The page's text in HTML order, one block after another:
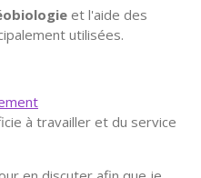
et l'aide des
utilisées.
à travailler et du service